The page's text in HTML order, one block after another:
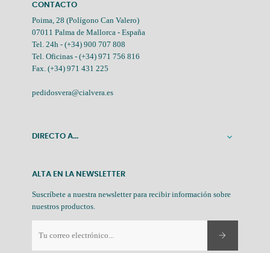
CONTACTO
Poima, 28 (Polígono Can Valero)
07011 Palma de Mallorca - España
Tel. 24h - (+34) 900 707 808
Tel. Oficinas - (+34) 971 756 816
Fax. (+34) 971 431 225
pedidosvera@cialvera.es
DIRECTO A... 
ALTA EN LA NEWSLETTER
Suscríbete a nuestra newsletter para recibir información sobre
nuestros productos.